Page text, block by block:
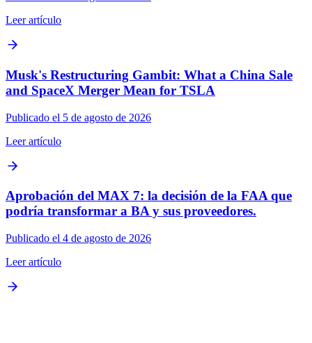
Leer artículo
Musk's Restructuring Gambit: What a China Sale
and SpaceX Merger Mean for TSLA
Publicado el 5 de agosto de 2026
Leer artículo
Aprobación del MAX 7: la decisión de la FAA que
podría transformar a BA y sus proveedores.
Publicado el 4 de agosto de 2026
Leer artículo